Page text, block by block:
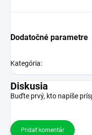
Dodatočné parametre
Kategória:
Diskusia
Buďte prvý, kto napíše
Pridať komentár